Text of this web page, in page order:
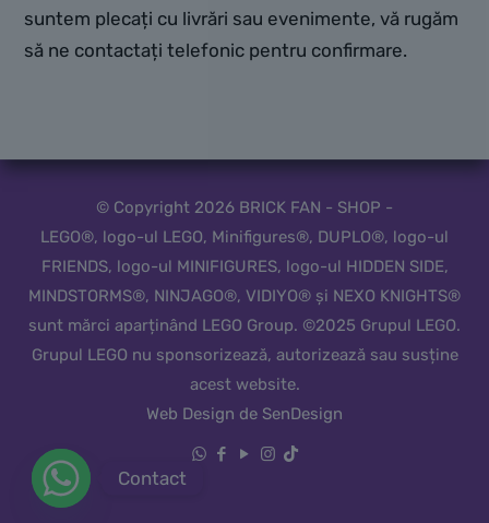
suntem plecați cu livrări sau evenimente, vă rugăm
să ne contactați telefonic pentru confirmare.
© Copyright 2026 BRICK FAN - SHOP -
LEGO®, logo-ul LEGO, Minifigures®, DUPLO®, logo-ul
FRIENDS, logo-ul MINIFIGURES, logo-ul HIDDEN SIDE,
MINDSTORMS®, NINJAGO®, VIDIYO® și NEXO KNIGHTS®
sunt mărci aparținând LEGO Group. ©2025 Grupul LEGO.
Grupul LEGO nu sponsorizează, autorizează sau susține
acest website.
Web Design de SenDesign
Contact